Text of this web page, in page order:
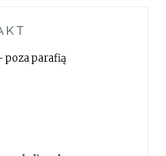
poza parafią